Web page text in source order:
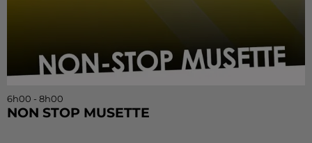
6h00 - 8h00
NON STOP MUSETTE